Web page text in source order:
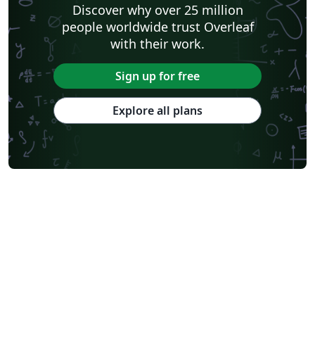
Discover why over 25 million
people worldwide trust Overleaf
with their work.
Sign up for free
Explore all plans